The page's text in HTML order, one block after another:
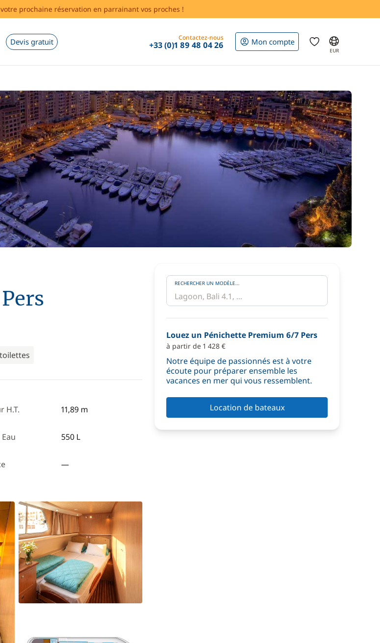
prochaine réservation en parrainant vos proches !
Devis gratuit Contactez-nous
+33 (0)1 89 48 04 26 Mon compte
EUR
H.T. 11,89 m
550 L
—
RECHERCHER UN MODÈLE...
Louez un Pénichette Premium 6/7 Pers
à partir de 1 428 €
Notre équipe de passionnés est à votre
écoute pour préparer ensemble les
vacances en mer qui vous ressemblent.
Location de bateaux